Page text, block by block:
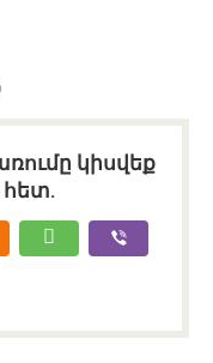
կիսվեք
հետ.